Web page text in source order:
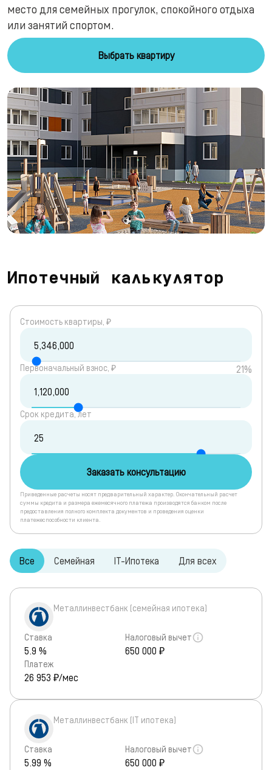
место для семейных прогулок, спокойного отдыха
или занятий спортом.
Выбрать квартиру
Ипотечный калькулятор
Cтоимость квартиры, ₽
Первоначальный взнос, ₽ 21%
Срок кредита, лет
Заказать консультацию
Приведенные расчеты носят предварительный характер. Окончательный расчет
суммы кредита и размера ежемесячного платежа производятся банком после
предоставления полного комплекта документов и проведения оценки
платежеспособности клиента.
Все Семейная IT-Ипотека Для всех
Металлинвестбанк (семейная ипотека)
Ставка
5.9 %
Налоговый вычет
650 000 ₽
Платеж
26 953 ₽/мес
Металлинвестбанк (IT ипотека)
Ставка
5.99 %
Налоговый вычет
650 000 ₽